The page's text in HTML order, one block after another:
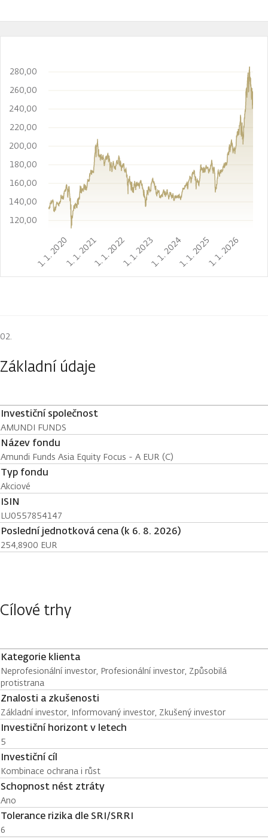
1. 1. 20201. 1. 20211. 1. 20221. 1. 20231. 1. 20241. 1. 20251. 1. 2026
120,00
140,00
160,00
180,00
200,00
220,00
240,00
260,00
280,00
Základní údaje
Investiční společnost
AMUNDI FUNDS
Název fondu
Amundi Funds Asia Equity Focus - A EUR (C)
Typ fondu
Akciové
ISIN
LU0557854147
Poslední jednotková cena (k 6. 8. 2026)
254,8900 EUR
Cílové trhy
Kategorie klienta
Neprofesionální investor, Profesionální investor, Způsobilá
protistrana
Znalosti a zkušenosti
Základní investor, Informovaný investor, Zkušený investor
Investiční horizont v letech
5
Investiční cíl
Kombinace ochrana i růst
Schopnost nést ztráty
Ano
Tolerance rizika dle SRI/SRRI
6